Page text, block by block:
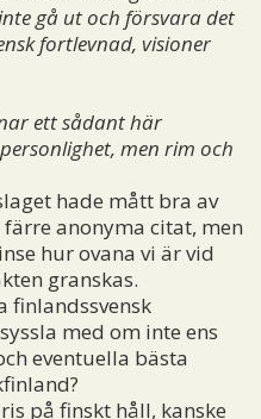
gå ut och försvara det
fortlevnad, visioner
ett sådant här
men rim och
hade mått bra av
anonyma citat, men
hur ovana vi är vid
granskas.
finlandssvensk
med om inte ens
eventuella bästa
på finskt håll, kanske